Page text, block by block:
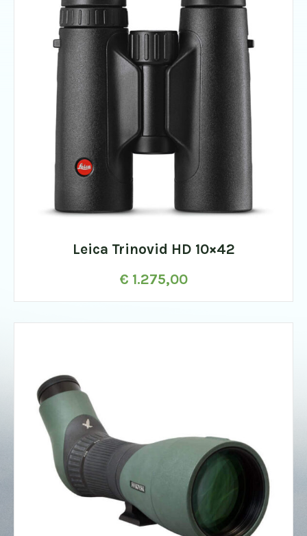
Leica Trinovid HD 10×42
€ 1.275,00